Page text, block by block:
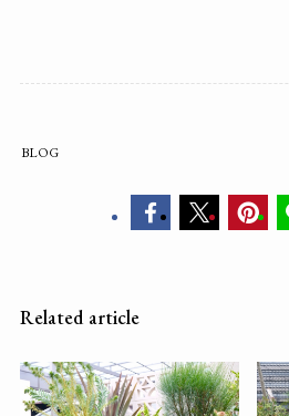
BLOG
Related article